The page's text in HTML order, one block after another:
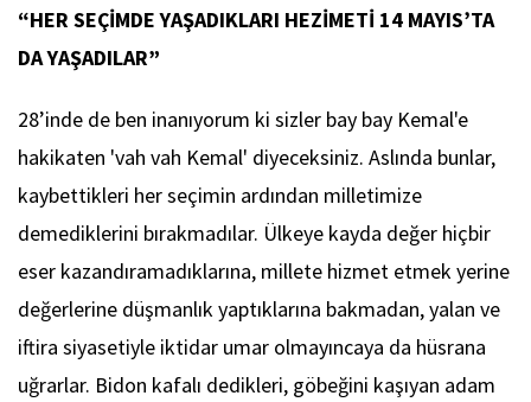
“HER SEÇİMDE YAŞADIKLARI HEZİMETİ 14 MAYIS’TA
DA YAŞADILAR”
28’inde de ben inanıyorum ki sizler bay bay Kemal'e
hakikaten 'vah vah Kemal' diyeceksiniz. Aslında bunlar,
kaybettikleri her seçimin ardından milletimize
demediklerini bırakmadılar. Ülkeye kayda değer hiçbir
eser kazandıramadıklarına, millete hizmet etmek yerine
değerlerine düşmanlık yaptıklarına bakmadan, yalan ve
iftira siyasetiyle iktidar umar olmayıncaya da hüsrana
uğrarlar. Bidon kafalı dedikleri, göbeğini kaşıyan adam